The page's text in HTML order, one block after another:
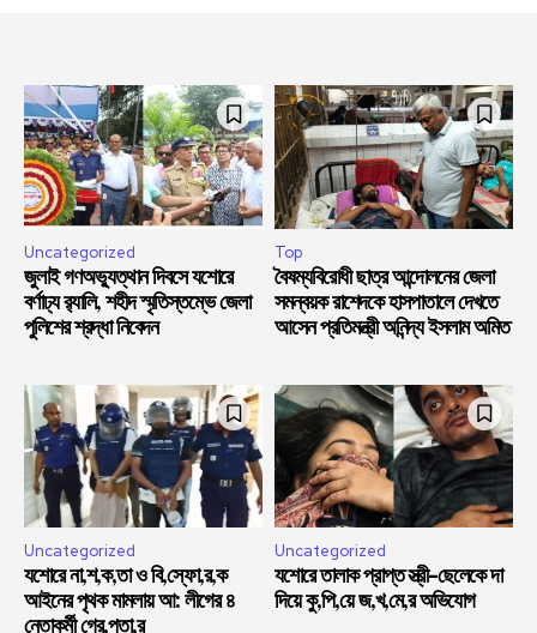
Uncategorized
জুলাই গণঅভ্যুত্থান দিবসে যশোরে
বর্ণাঢ্য র‍্যালি, শহীদ স্মৃতিস্তম্ভে জেলা
পুলিশের শ্রদ্ধা নিবেদন
Top
বৈষম্যবিরোধী ছাত্র আন্দোলনের জেলা
সমন্বয়ক রাশেদকে হাসপাতালে দেখতে
আসেন প্রতিমন্ত্রী অনিন্দ্য ইসলাম অমিত
Uncategorized
যশোরে না,শ,ক,তা ও বি,স্ফো,র,ক
আইনের পৃথক মামলায় আ: লীগের ৪
নেতাকর্মী গ্রে,প্তা,র
Uncategorized
যশোরে তালাক প্রাপ্ত স্ত্রী-ছেলেকে দা
দিয়ে কু,পি,য়ে জ,খ,মে,র অভিযোগ